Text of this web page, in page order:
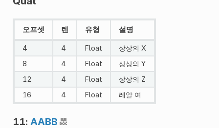
오프셋 렌 유형 설명
4 4 Float
상상의 X
8
4 Float
상상의 Y
12
4 Float
상상의 Z
16
4 Float 레알 여
11: AABB